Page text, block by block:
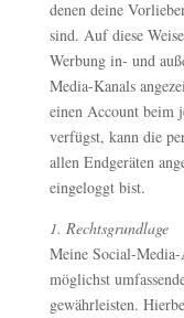
denen deine
sind. Auf diese
Werbung in- und
Media-Kanals
einen Account beim
verfügst, kann die
allen Endgeräten
eingeloggt bist.
1. Rechtsgrundlage
Meine Social-
möglichst
gewährleisten.